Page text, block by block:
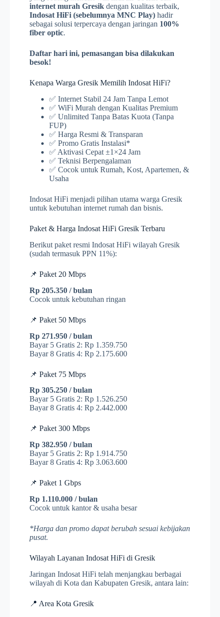
internet murah Gresik dengan kualitas terbaik,
Indosat HiFi (sebelumnya MNC Play) hadir
sebagai solusi terpercaya dengan jaringan 100%
fiber optic.
Daftar hari ini, pemasangan bisa dilakukan
besok!
Kenapa Warga Gresik Memilih Indosat HiFi?
✅ Internet Stabil 24 Jam Tanpa Lemot
✅ WiFi Murah dengan Kualitas Premium
✅ Unlimited Tanpa Batas Kuota (Tanpa
FUP)
✅ Harga Resmi & Transparan
✅ Promo Gratis Instalasi*
✅ Aktivasi Cepat ±1×24 Jam
✅ Teknisi Berpengalaman
✅ Cocok untuk Rumah, Kost, Apartemen, &
Usaha
Indosat HiFi menjadi pilihan utama warga Gresik
untuk kebutuhan internet rumah dan bisnis.
Paket & Harga Indosat HiFi Gresik Terbaru
Berikut paket resmi Indosat HiFi wilayah Gresik
(sudah termasuk PPN 11%):
📌 Paket 20 Mbps
Rp 205.350 / bulan
Cocok untuk kebutuhan ringan
📌 Paket 50 Mbps
Rp 271.950 / bulan
Bayar 5 Gratis 2: Rp 1.359.750
Bayar 8 Gratis 4: Rp 2.175.600
📌 Paket 75 Mbps
Rp 305.250 / bulan
Bayar 5 Gratis 2: Rp 1.526.250
Bayar 8 Gratis 4: Rp 2.442.000
📌 Paket 300 Mbps
Rp 382.950 / bulan
Bayar 5 Gratis 2: Rp 1.914.750
Bayar 8 Gratis 4: Rp 3.063.600
📌 Paket 1 Gbps
Rp 1.110.000 / bulan
Cocok untuk kantor & usaha besar
*Harga dan promo dapat berubah sesuai kebijakan
pusat.
Wilayah Layanan Indosat HiFi di Gresik
Jaringan Indosat HiFi telah menjangkau berbagai
wilayah di Kota dan Kabupaten Gresik, antara lain:
📍 Area Kota Gresik